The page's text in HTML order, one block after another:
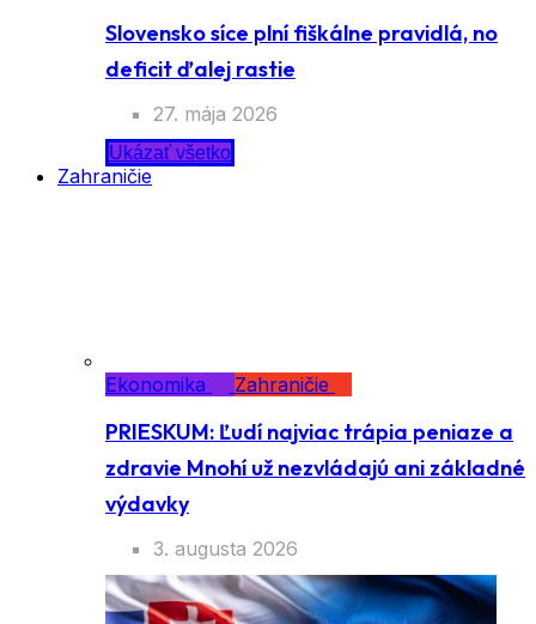
Slovensko síce plní fiškálne pravidlá, no
deficit ďalej rastie
27. mája 2026
Ukázať všetko
Zahraničie
Ekonomika Zahraničie
PRIESKUM: Ľudí najviac trápia peniaze a
zdravie Mnohí už nezvládajú ani základné
výdavky
3. augusta 2026